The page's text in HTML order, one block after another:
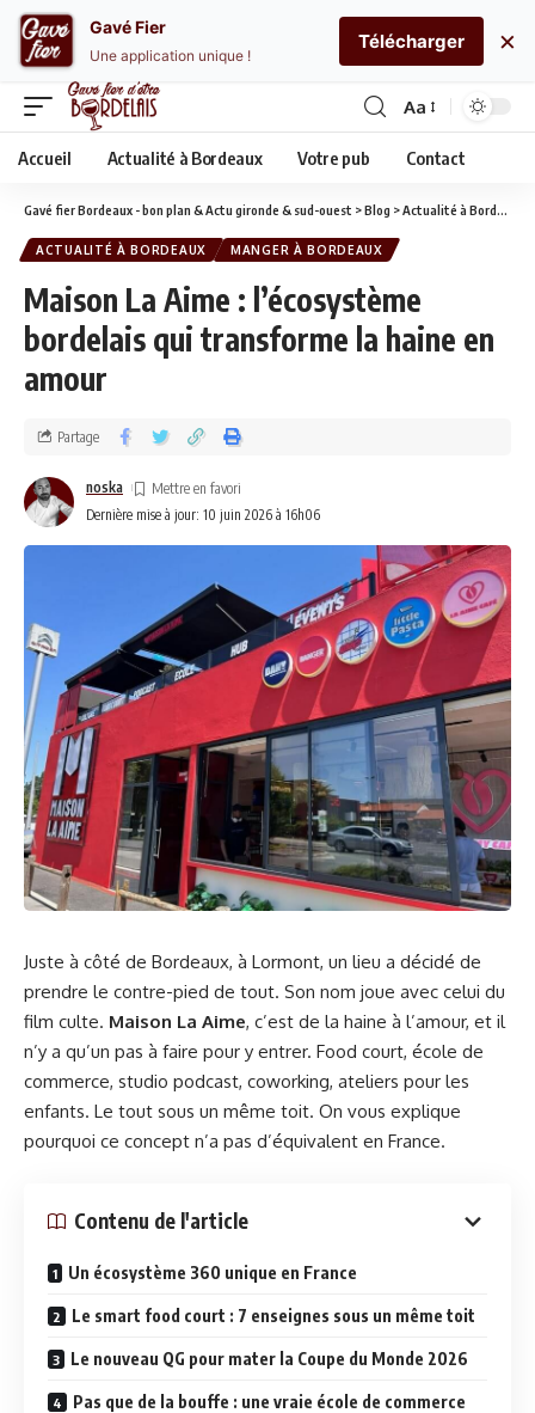
Aa
Accueil Actualité à Bordeaux Votre pub Contact
Gavé fier Bordeaux - bon plan & Actu gironde & sud-ouest >Blog >Actualité à Bordeaux
ACTUALITÉ À BORDEAUX MANGER À BORDEAUX
Maison La Aime : l’écosystème
bordelais qui transforme la haine en
amour
Dernière mise à jour: 10 juin 2026 à 16h06
noska
Partage
Juste à côté de Bordeaux, à Lormont, un lieu a décidé de
prendre le contre-pied de tout. Son nom joue avec celui du
film culte. Maison La Aime, c’est de la haine à l’amour, et il
n’y a qu’un pas à faire pour y entrer. Food court, école de
commerce, studio podcast, coworking, ateliers pour les
enfants. Le tout sous un même toit. On vous explique
pourquoi ce concept n’a pas d’équivalent en France.
Contenu de l'article
Un écosystème 360 unique en France
Le smart food court : 7 enseignes sous un même toit
Le nouveau QG pour mater la Coupe du Monde 2026
Pas que de la bouffe : une vraie école de commerce
Gavé Fier
Une application unique !
Télécharger ×